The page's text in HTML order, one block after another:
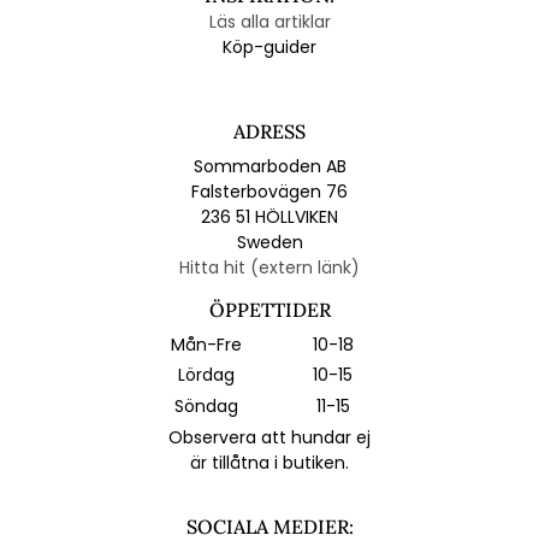
Läs alla artiklar
Köp-guider
ADRESS
Sommarboden AB
Falsterbovägen 76
236 51 HÖLLVIKEN
Sweden
Hitta hit (extern länk)
ÖPPETTIDER
Mån-Fre
10-18
Lördag
10-15
Söndag
11-15
Observera att hundar ej
är tillåtna i butiken.
SOCIALA MEDIER: